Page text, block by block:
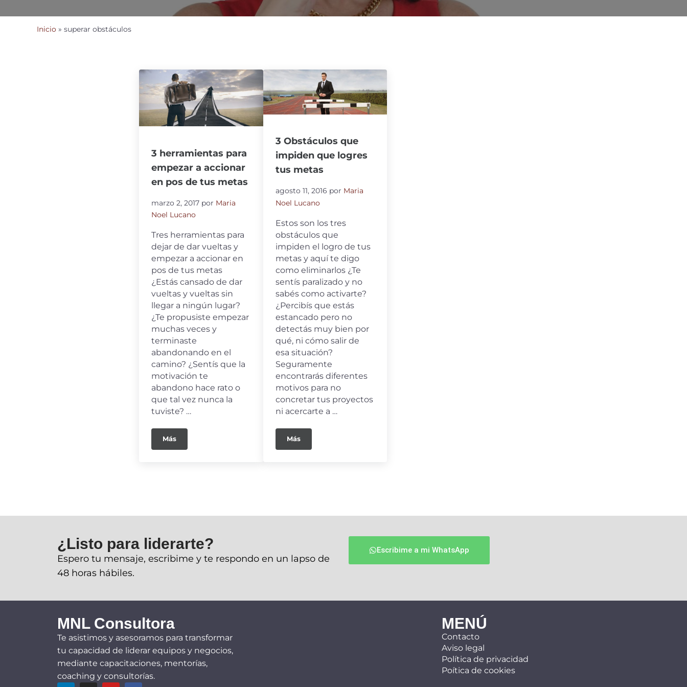
Inicio » superar obstáculos
3 herramientas para
empezar a accionar
en pos de tus metas
marzo 2, 2017 por Maria
Noel Lucano
Tres herramientas para
dejar de dar vueltas y
empezar a accionar en
pos de tus metas
¿Estás cansado de dar
vueltas y vueltas sin
llegar a ningún lugar?
¿Te propusiste empezar
muchas veces y
terminaste
abandonando en el
camino? ¿Sentís que la
motivación te
abandono hace rato o
que tal vez nunca la
tuviste? …
Más
3 Obstáculos que
impiden que logres
tus metas
agosto 11, 2016 por Maria
Noel Lucano
Estos son los tres
obstáculos que
impiden el logro de tus
metas y aquí te digo
como eliminarlos ¿Te
sentís paralizado y no
sabés como activarte?
¿Percibís que estás
estancado pero no
detectás muy bien por
qué, ni cómo salir de
esa situación?
Seguramente
encontrarás diferentes
motivos para no
concretar tus proyectos
ni acercarte a …
Más
¿Listo para liderarte?
Espero tu mensaje, escribime y te respondo en un lapso de
48 horas hábiles.
Escribime a mi WhatsApp
MNL Consultora
Te asistimos y asesoramos para transformar
tu capacidad de liderar equipos y negocios,
mediante capacitaciones, mentorías,
coaching y consultorías.
MENÚ
Contacto
Aviso legal
Política de privacidad
Poítica de cookies